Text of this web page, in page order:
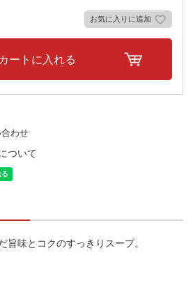
お気に入りに追加
カートに入れる
わせ
ついて
旨味とコクのすっきりスープ。